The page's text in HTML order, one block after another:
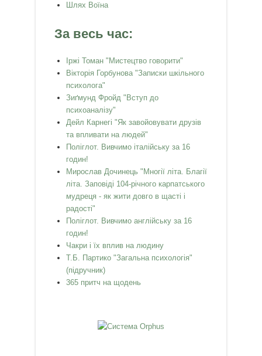
Шлях Воїна
За весь час:
Іржі Томан "Мистецтво говорити"
Вікторія Горбунова "Записки шкільного
психолога"
Зиґмунд Фройд "Вступ до
психоаналізу"
Дейл Карнегі "Як завойовувати друзів
та впливати на людей"
Поліглот. Вивчимо італійську за 16
годин!
Мирослав Дочинець "Многії літа. Благії
літа. Заповіді 104-річного карпатського
мудреця - як жити довго в щасті і
радості"
Поліглот. Вивчимо англійську за 16
годин!
Чакри і їх вплив на людину
Т.Б. Партико "Загальна психологія"
(підручник)
365 притч на щодень